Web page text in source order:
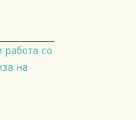
со
на